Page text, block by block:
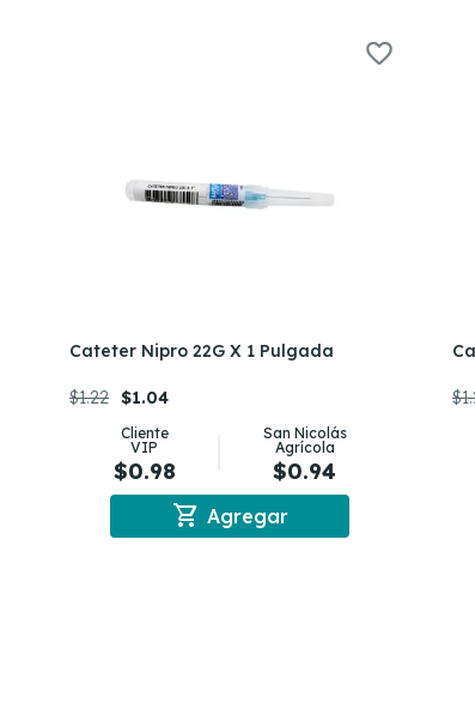
Cateter Nipro 22G X 1 Pulgada
$1.22 $1.04
Cliente
VIP
$0.98
San Nicolás
Agrícola
$0.94
shopping_cart Agregar